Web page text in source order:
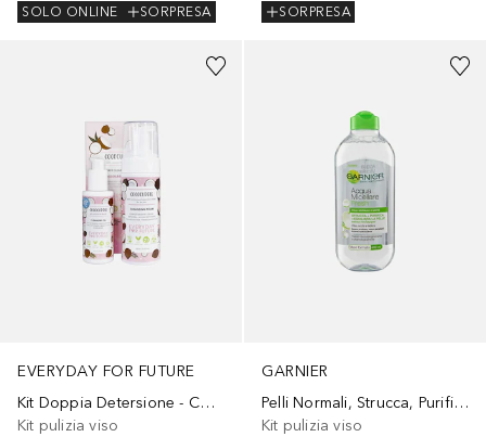
SOLO ONLINE SORPRESA SORPRESA
EVERYDAY FOR FUTURE
Kit Doppia Detersione - Cococuddle
Kit pulizia viso
GARNIER
Pelli Normali, Strucca, Purifica ed Equilibra la Pelle Senza Risciacquo
Kit pulizia viso